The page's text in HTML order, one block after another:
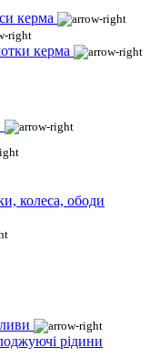
керма
керма
колеса, ободи
рідини